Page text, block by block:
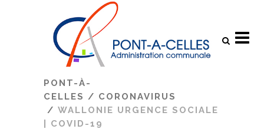
PONT-À-
CELLES / CORONAVIRUS
/ WALLONIE URGENCE SOCIALE
| COVID-19